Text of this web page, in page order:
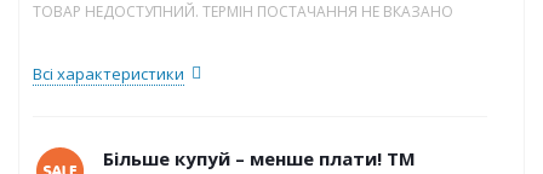
ТОВАР НЕДОСТУПНИЙ. ТЕРМІН ПОСТАЧАННЯ НЕ ВКАЗАНО
Всі характеристики
Більше купуй – менше плати! ТМ